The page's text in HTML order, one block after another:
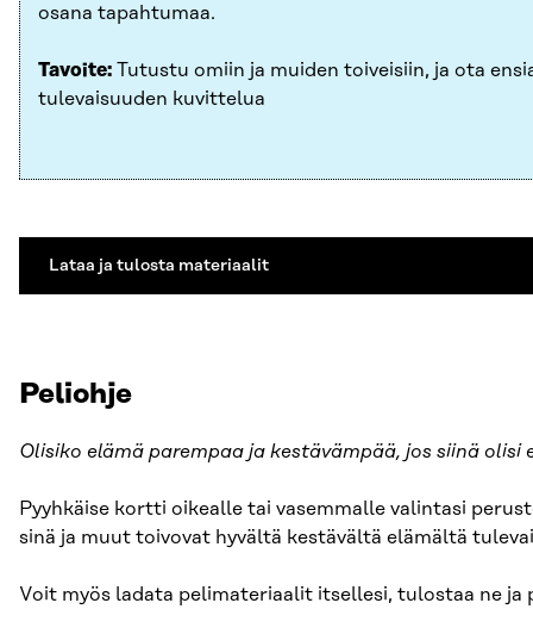
osana tapahtumaa.
Tavoite: Tutustu omiin ja muiden toiveisiin, ja ota
tulevaisuuden kuvittelua
Lataa ja tulosta materiaalit
Peliohje
Olisiko elämä parempaa ja kestävämpää, jos siinä
Pyyhkäise kortti oikealle tai vasemmalle valintasi
sinä ja muut toivovat hyvältä kestävältä elämältä
Voit myös ladata pelimateriaalit itsellesi, tulostaa ne ja